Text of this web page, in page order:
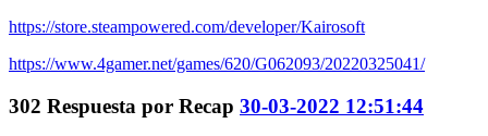
https://store.steampowered.com/developer/Kairosoft
https://www.4gamer.net/games/620/G062093/20220325041/
302 Respuesta por Recap 30-03-2022 12:51:44